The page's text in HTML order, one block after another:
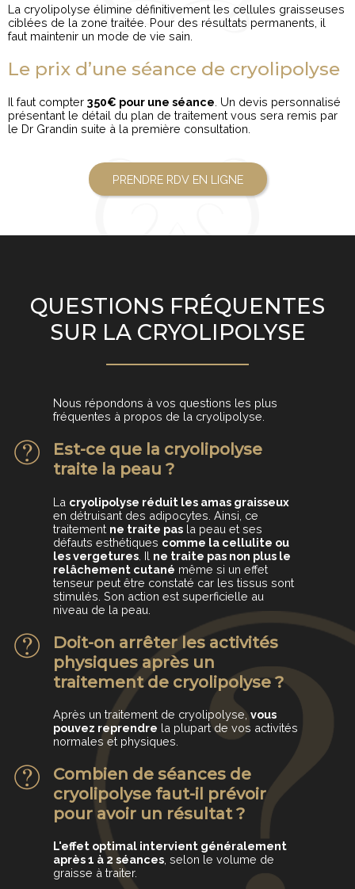
La cryolipolyse élimine définitivement les cellules graisseuses
ciblées de la zone traitée. Pour des résultats permanents, il
faut maintenir un mode de vie sain.
Le prix d’une séance de cryolipolyse
Il faut compter 350€ pour une séance . Un devis personnalisé
présentant le détail du plan de traitement vous sera remis par
le Dr Grandin suite à la première consultation.
PRENDRE RDV EN LIGNE
QUESTIONS FRÉQUENTES
SUR LA CRYOLIPOLYSE
Nous répondons à vos questions les plus
fréquentes à propos de la cryolipolyse.
Est-ce que la cryolipolyse
traite la peau ?
La cryolipolyse réduit les amas graisseux
en détruisant des adipocytes. Ainsi, ce
traitement ne traite pas la peau et ses
défauts esthétiques comme la cellulite ou
les vergetures . Il ne traite pas non plus le
relâchement cutané même si un effet
tenseur peut être constaté car les tissus sont
stimulés. Son action est superficielle au
niveau de la peau.
Doit-on arrêter les activités
physiques après un
traitement de cryolipolyse ?
Après un traitement de cryolipolyse,vous
pouvez reprendre la plupart de vos activités
normales et physiques.
Combien de séances de
cryolipolyse faut-il prévoir
pour avoir un résultat ?
L'effet optimal intervient généralement
après 1 à 2 séances , selon le volume de
graisse à traiter.